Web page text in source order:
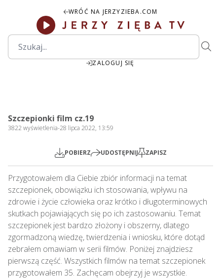
WRÓĆ NA JERZYZIEBA.COM
ZALOGUJ SIĘ
Szczepionki film cz.19
3822 wyświetlenia-28 lipca 2022, 13:59
POBIERZ UDOSTĘPNIJ ZAPISZ
Przygotowałem dla Ciebie zbiór informacji na temat
szczepionek, obowiązku ich stosowania, wpływu na
zdrowie i życie człowieka oraz krótko i długoterminowych
skutkach pojawiających się po ich zastosowaniu. Temat
szczepionek jest bardzo złożony i obszerny, dlatego
zgormadzoną wiedzę, twierdzenia i wniosku, które dotąd
zebrałem omawiam w serii filmów. Poniżej znajdziesz
pierwszą część. Wszystkich filmów na temat szczepionek
przygotowałem 35. Zachęcam obejrzyj je wszystkie.